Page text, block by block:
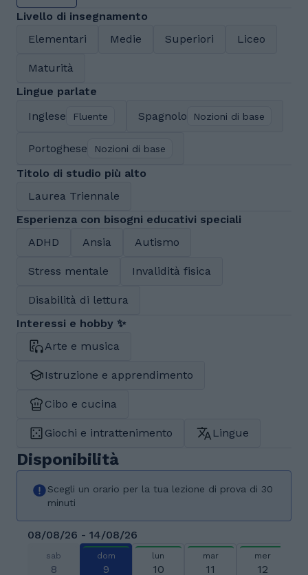
Livello di insegnamento
Elementari
Medie Superiori Liceo
Maturità
Lingue parlate
Inglese
Fluente Spagnolo Nozioni di base
Portoghese Nozioni di base
Titolo di studio più alto
Laurea Triennale
Esperienza con bisogni educativi speciali
ADHD
Ansia Autismo
Stress mentale Invalidità fisica
Disabilità di lettura
Interessi e hobby ✨
Arte e musica
Istruzione e apprendimento
Cibo e cucina
Giochi e intrattenimento Lingue
Disponibilità
Scegli un orario per la tua lezione di prova di 30
minuti
08/08/26 - 14/08/26
sab
8
dom
9
lun
10
mar
11
mer
12